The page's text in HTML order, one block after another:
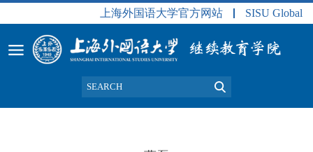
上海外国语大学官方网站 SISU Global